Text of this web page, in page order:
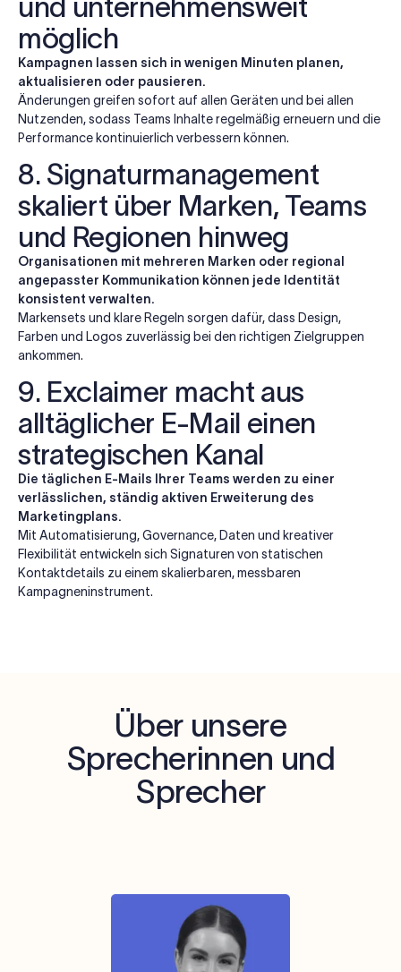
und unternehmensweit
möglich
Kampagnen lassen sich in wenigen Minuten planen,
aktualisieren oder pausieren.
Änderungen greifen sofort auf allen Geräten und bei allen
Nutzenden, sodass Teams Inhalte regelmäßig erneuern und die
Performance kontinuierlich verbessern können.
8. Signaturmanagement
skaliert über Marken, Teams
und Regionen hinweg
Organisationen mit mehreren Marken oder regional
angepasster Kommunikation können jede Identität
konsistent verwalten.
Markensets und klare Regeln sorgen dafür, dass Design,
Farben und Logos zuverlässig bei den richtigen Zielgruppen
ankommen.
9. Exclaimer macht aus
alltäglicher E-Mail einen
strategischen Kanal
Die täglichen E-Mails Ihrer Teams werden zu einer
verlässlichen, ständig aktiven Erweiterung des
Marketingplans.
Mit Automatisierung, Governance, Daten und kreativer
Flexibilität entwickeln sich Signaturen von statischen
Kontaktdetails zu einem skalierbaren, messbaren
Kampagneninstrument.
Über unsere
Sprecherinnen und
Sprecher